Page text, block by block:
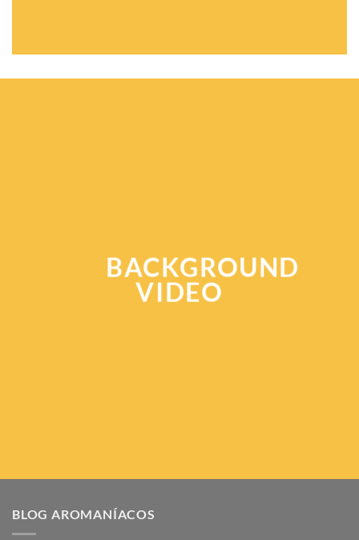
BACKGROUND
VIDEO
BLOG AROMANÍACOS